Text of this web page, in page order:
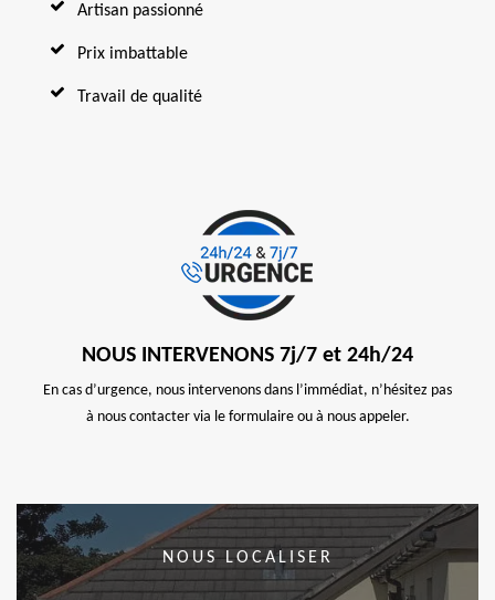
Artisan passionné
Prix imbattable
Travail de qualité
NOUS INTERVENONS 7j/7 et 24h/24
En cas d’urgence, nous intervenons dans l’immédiat, n’hésitez pas
à nous contacter via le formulaire ou à nous appeler.
NOUS LOCALISER